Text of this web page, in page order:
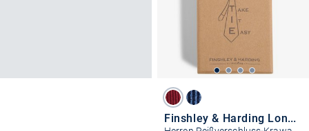
Finshley & Harding London